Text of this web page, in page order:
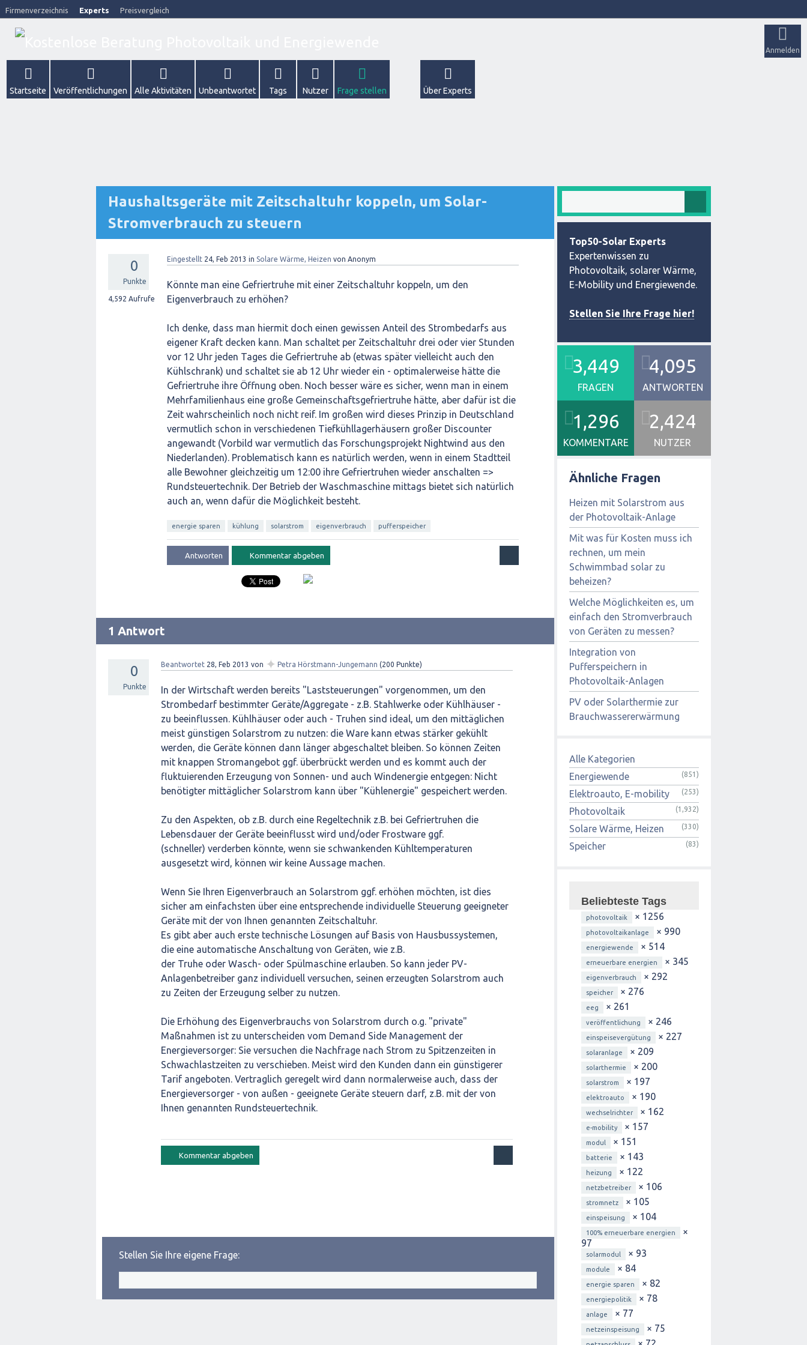
Firmenverzeichnis Experts Preisvergleich
Anmelden
Startseite Veröffentlichungen Alle Aktivitäten Unbeantwortet Tags Nutzer Frage stellen Über Experts
Haushaltsgeräte mit Zeitschaltuhr koppeln, um Solar-
Stromverbrauch zu steuern
0
Punkte
4,592 Aufrufe
Eingestellt 24, Feb 2013 in Solare Wärme, Heizen von Anonym
Könnte man eine Gefriertruhe mit einer Zeitschaltuhr koppeln, um den
Eigenverbrauch zu erhöhen?
Ich denke, dass man hiermit doch einen gewissen Anteil des Strombedarfs aus
eigener Kraft decken kann. Man schaltet per Zeitschaltuhr drei oder vier Stunden
vor 12 Uhr jeden Tages die Gefriertruhe ab (etwas später vielleicht auch den
Kühlschrank) und schaltet sie ab 12 Uhr wieder ein - optimalerweise hätte die
Gefriertruhe ihre Öffnung oben. Noch besser wäre es sicher, wenn man in einem
Mehrfamilienhaus eine große Gemeinschaftsgefriertruhe hätte, aber dafür ist die
Zeit wahrscheinlich noch nicht reif. Im großen wird dieses Prinzip in Deutschland
vermutlich schon in verschiedenen Tiefkühllagerhäusern großer Discounter
angewandt (Vorbild war vermutlich das Forschungsprojekt Nightwind aus den
Niederlanden). Problematisch kann es natürlich werden, wenn in einem Stadtteil
alle Bewohner gleichzeitig um 12:00 ihre Gefriertruhen wieder anschalten =>
Rundsteuertechnik. Der Betrieb der Waschmaschine mittags bietet sich natürlich
auch an, wenn dafür die Möglichkeit besteht.
energie sparen kühlung solarstrom eigenverbrauch pufferspeicher
1 Antwort
0
Punkte
Beantwortet 28, Feb 2013 von ✦ Petra Hörstmann-Jungemann (200 Punkte)
In der Wirtschaft werden bereits "Laststeuerungen" vorgenommen, um den
Strombedarf bestimmter Geräte/Aggregate - z.B. Stahlwerke oder Kühlhäuser -
zu beeinflussen. Kühlhäuser oder auch - Truhen sind ideal, um den mittäglichen
meist günstigen Solarstrom zu nutzen: die Ware kann etwas stärker gekühlt
werden, die Geräte können dann länger abgeschaltet bleiben. So können Zeiten
mit knappen Stromangebot ggf. überbrückt werden und es kommt auch der
fluktuierenden Erzeugung von Sonnen- und auch Windenergie entgegen: Nicht
benötigter mittäglicher Solarstrom kann über "Kühlenergie" gespeichert werden.
Zu den Aspekten, ob z.B. durch eine Regeltechnik z.B. bei Gefriertruhen die
Lebensdauer der Geräte beeinflusst wird und/oder Frostware ggf.
(schneller) verderben könnte, wenn sie schwankenden Kühltemperaturen
ausgesetzt wird, können wir keine Aussage machen.
Wenn Sie Ihren Eigenverbrauch an Solarstrom ggf. erhöhen möchten, ist dies
sicher am einfachsten über eine entsprechende individuelle Steuerung geeigneter
Geräte mit der von Ihnen genannten Zeitschaltuhr.
Es gibt aber auch erste technische Lösungen auf Basis von Hausbussystemen,
die eine automatische Anschaltung von Geräten, wie z.B.
der Truhe oder Wasch- oder Spülmaschine erlauben. So kann jeder PV-
Anlagenbetreiber ganz individuell versuchen, seinen erzeugten Solarstrom auch
zu Zeiten der Erzeugung selber zu nutzen.
Die Erhöhung des Eigenverbrauchs von Solarstrom durch o.g. "private"
Maßnahmen ist zu unterscheiden vom Demand Side Management der
Energieversorger: Sie versuchen die Nachfrage nach Strom zu Spitzenzeiten in
Schwachlastzeiten zu verschieben. Meist wird den Kunden dann ein günstigerer
Tarif angeboten. Vertraglich geregelt wird dann normalerweise auch, dass der
Energieversorger - von außen - geeignete Geräte steuern darf, z.B. mit der von
Ihnen genannten Rundsteuertechnik.
Stellen Sie Ihre eigene Frage:
Top50-Solar Experts
Expertenwissen zu
Photovoltaik, solarer Wärme,
E-Mobility und Energiewende.
Stellen Sie Ihre Frage hier!
3,449
FRAGEN
4,095
ANTWORTEN
1,296
KOMMENTARE
2,424
NUTZER
Ähnliche Fragen
Heizen mit Solarstrom aus
der Photovoltaik-Anlage
Mit was für Kosten muss ich
rechnen, um mein
Schwimmbad solar zu
beheizen?
Welche Möglichkeiten es, um
einfach den Stromverbrauch
von Geräten zu messen?
Integration von
Pufferspeichern in
Photovoltaik-Anlagen
PV oder Solarthermie zur
Brauchwassererwärmung
Alle Kategorien
Energiewende
(851)
Elektroauto, E-mobility (253)
Photovoltaik (1,932)
Solare Wärme, Heizen (330)
Speicher (83)
Beliebteste Tags
photovoltaik × 1256
photovoltaikanlage × 990
energiewende × 514
erneuerbare energien × 345
eigenverbrauch × 292
speicher × 276
eeg × 261
veröffentlichung × 246
einspeisevergütung × 227
solaranlage × 209
solarthermie × 200
solarstrom × 197
elektroauto × 190
wechselrichter × 162
e-mobility × 157
modul × 151
batterie × 143
heizung × 122
netzbetreiber × 106
stromnetz × 105
einspeisung × 104
100% erneuerbare energien
×
97
solarmodul × 93
module × 84
energie sparen × 82
energiepolitik × 78
anlage × 77
netzeinspeisung × 75